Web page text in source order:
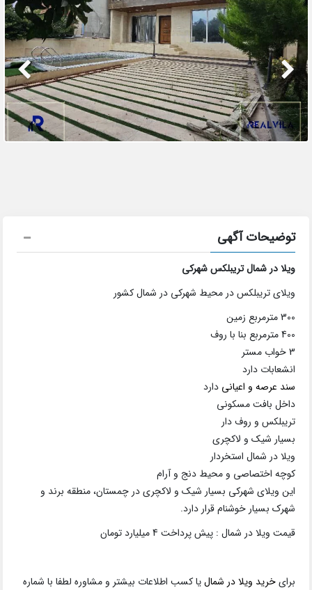
توضیحات آگهی
ویلا در شمال تریبلکس شهرکی
ویلای تریبلکس در محیط شهرکی در شمال کشور
300 مترمربع زمین
400 مترمربع بنا با روف
3 خواب مستر
انشعابات دارد
سند عرصه و اعیانی دارد
داخل بافت مسکونی
تریبلکس و روف دار
بسیار شیک و لاکچری
ویلا در شمال استخردار
کوچه اختصاصی و محیط دنج و آرام
این ویلای شهرکی بسیار شیک و لاکچری در چمستان، منطقه برند و
شهرک بسیار خوشنام قرار دارد.
قیمت ویلا در شمال : پیش پرداخت 4 میلیارد تومان
برایخرید ویلا در شمالیا کسب اطلاعات بیشتر و مشاوره لطفا با شماره